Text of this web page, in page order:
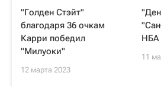
"Голден Стэйт"
благодаря 36 очкам
Карри победил
"Милуоки"
12 марта 2023
НБА
11